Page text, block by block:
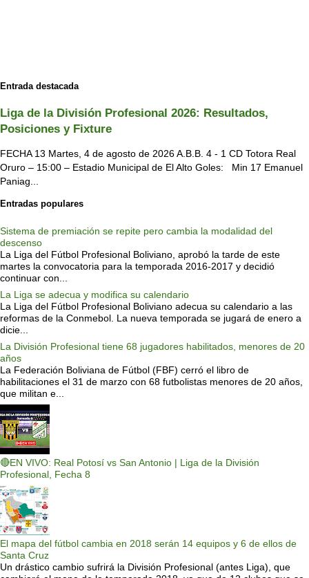
Entrada destacada
Liga de la División Profesional 2026: Resultados,
Posiciones y Fixture
FECHA 13 Martes, 4 de agosto de 2026 A.B.B. 4 - 1 CD Totora Real
Oruro – 15:00 – Estadio Municipal de El Alto Goles: Min 17 Emanuel
Paniag...
Entradas populares
Sistema de premiación se repite pero cambia la modalidad del
descenso
La Liga del Fútbol Profesional Boliviano, aprobó la tarde de este
martes la convocatoria para la temporada 2016-2017 y decidió
continuar con...
La Liga se adecua y modifica su calendario
La Liga del Fútbol Profesional Boliviano adecua su calendario a las
reformas de la Conmebol. La nueva temporada se jugará de enero a
dicie...
La División Profesional tiene 68 jugadores habilitados, menores de 20
años
La Federación Boliviana de Fútbol (FBF) cerró el libro de
habilitaciones el 31 de marzo con 68 futbolistas menores de 20 años,
que militan e...
🔴EN VIVO: Real Potosí vs San Antonio | Liga de la División
Profesional, Fecha 8
El mapa del fútbol cambia en 2018 serán 14 equipos y 6 de ellos de
Santa Cruz
Un drástico cambio sufrirá la División Profesional (antes Liga), que